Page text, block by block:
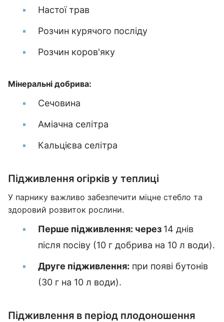
Настої трав
Розчин курячого посліду
Розчин коров'яку
Мінеральні добрива:
Сечовина
Аміачна селітра
Кальцієва селітра
Підживлення огірків у теплиці
У парнику важливо забезпечити міцне стебло та
здоровий розвиток рослини.
Перше підживлення: через 14 днів
після посіву (10 г добрива на 10 л води).
Друге підживлення: при появі бутонів
(30 г на 10 л води).
Підживлення в період плодоношення